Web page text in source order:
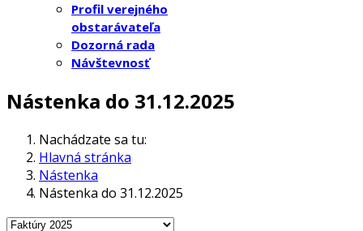
Profil verejného
obstarávateľa
Dozorná rada
Návštevnosť
Nástenka do 31.12.2025
Nachádzate sa tu:
Hlavná stránka
Nástenka
Nástenka do 31.12.2025